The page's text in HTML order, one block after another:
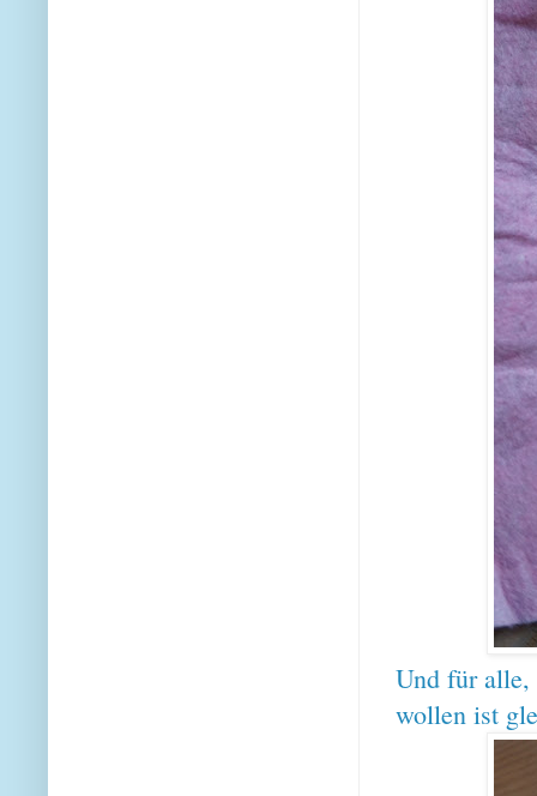
Und für alle,
wollen ist